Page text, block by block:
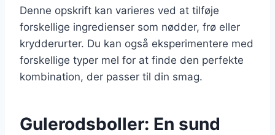
Denne opskrift kan varieres ved at tilføje
forskellige ingredienser som nødder, frø eller
krydderurter. Du kan også eksperimentere med
forskellige typer mel for at finde den perfekte
kombination, der passer til din smag.
Gulerodsboller: En sund